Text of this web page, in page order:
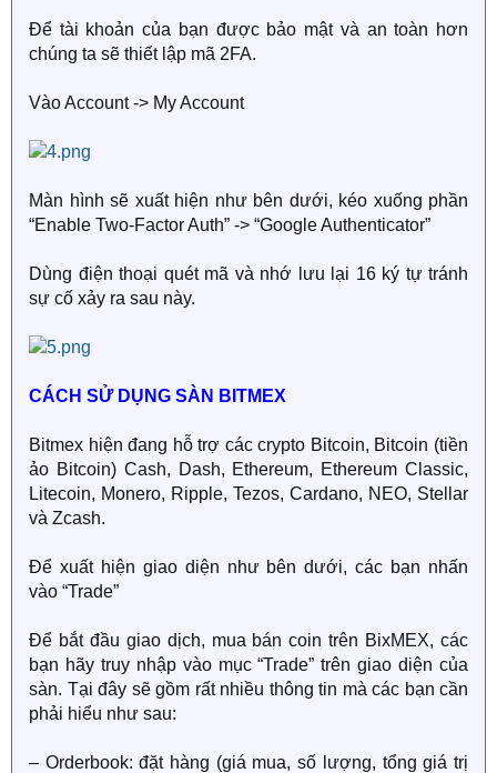
Để tài khoản của bạn được bảo mật và an toàn hơn
chúng ta sẽ thiết lập mã 2FA.
Vào Account -> My Account
Màn hình sẽ xuất hiện như bên dưới, kéo xuống phần
“Enable Two-Factor Auth” -> “Google Authenticator”
Dùng điện thoại quét mã và nhớ lưu lại 16 ký tự tránh
sự cố xảy ra sau này.
CÁCH SỬ DỤNG SÀN BITMEX
Bitmex hiện đang hỗ trợ các crypto Bitcoin, Bitcoin (tiền
ảo Bitcoin) Cash, Dash, Ethereum, Ethereum Classic,
Litecoin, Monero, Ripple, Tezos, Cardano, NEO, Stellar
và Zcash.
Để xuất hiện giao diện như bên dưới, các bạn nhấn
vào “Trade”
Để bắt đầu giao dịch, mua bán coin trên BixMEX, các
bạn hãy truy nhập vào mục “Trade” trên giao diện của
sàn. Tại đây sẽ gồm rất nhiều thông tin mà các bạn cần
phải hiểu như sau:
– Orderbook: đặt hàng (giá mua, số lượng, tổng giá trị